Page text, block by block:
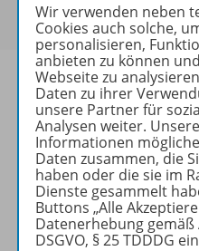
sich bitte an.
Informationen
Beschreibung
Wir verwenden neben
Cookies auch solche,
personalisieren,
anbieten zu können
Webseite zu
Daten zu ihrer
unsere Partner für
Analysen weiter.
Informationen
Daten zusammen, die
haben oder die sie im
Dienste gesammelt
Buttons „Alle
Datenerhebung gemäß
DSGVO, § 25 TDDDG